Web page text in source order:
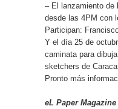
– El lanzamiento de
desde las 4PM con
Participan:
Y el día 25 de
caminata para
sketchers de
Pronto más
eL Paper Magazine